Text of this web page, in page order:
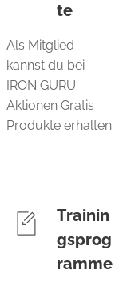
te
Als Mitglied
kannst du bei
IRON GURU
Aktionen Gratis
Produkte erhalten
Trainin
gsprog
ramme